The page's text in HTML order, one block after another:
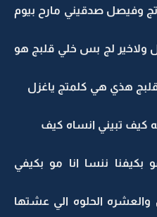
وفيصل صدقيني مارح بيوم
ولاخير لج بس خلي قلبج هو
هذي هي كلمتج ياغزل
كيف تبيني انساه كيف
بكيفنا ننسا انا مو بكيفي
الحلوه الي عشتها